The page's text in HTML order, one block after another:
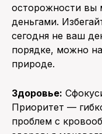
осторожности вы
деньгами.
сегодня не ваш
порядке, можно
природе.
Здоровье:
Приоритет —
проблем с